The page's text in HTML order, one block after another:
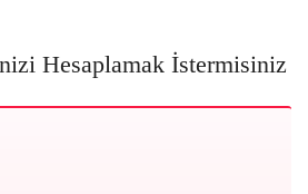
Hesaplamak İstermisiniz